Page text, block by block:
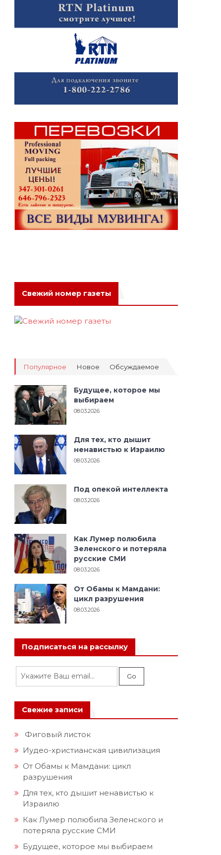
Свежий номер газеты
Популярное Новое Обсуждаемое
Будущее, которое мы
выбираем
08.03.2026
Для тех, кто дышит
ненавистью к Израилю
08.03.2026
Под опекой интеллекта
08.03.2026
Как Лумер полюбила
Зеленского и потеряла
русские СМИ
08.03.2026
От Обамы к Мамдани:
цикл разрушения
08.03.2026
Подписаться на рассылку
Свежие записи
Фиговый листок
Иудео-христианская цивилизация
От Обамы к Мамдани: цикл
разрушения
Для тех, кто дышит ненавистью к
Израилю
Как Лумер полюбила Зеленского и
потеряла русские СМИ
Будущее, которое мы выбираем